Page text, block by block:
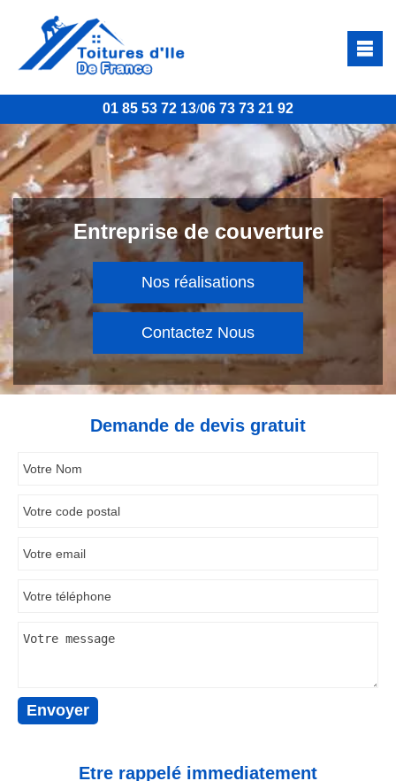
01 85 53 72 13/06 73 73 21 92
Entreprise de couverture
Nos réalisations
Contactez Nous
Demande de devis gratuit
Etre rappelé immediatement